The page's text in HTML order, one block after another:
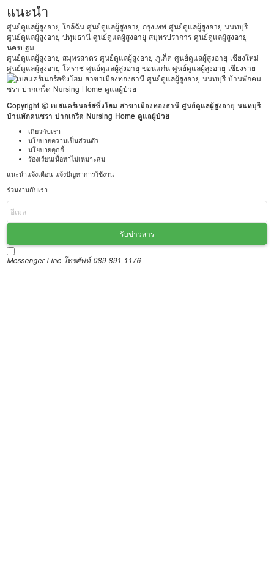
แนะนำ
ศูนย์ดูแลผู้สูงอายุ ใกล้ฉัน ศูนย์ดูแลผู้สูงอายุ กรุงเทพ ศูนย์ดูแลผู้สูงอายุ นนทบุรี
ศูนย์ดูแลผู้สูงอายุ ปทุมธานี ศูนย์ดูแลผู้สูงอายุ สมุทรปราการ ศูนย์ดูแลผู้สูงอายุ
นครปฐม
ศูนย์ดูแลผู้สูงอายุ สมุทรสาคร ศูนย์ดูแลผู้สูงอายุ ภูเก็ต ศูนย์ดูแลผู้สูงอายุ เชียงใหม่
ศูนย์ดูแลผู้สูงอายุ โคราช ศูนย์ดูแลผู้สูงอายุ ขอนแก่น ศูนย์ดูแลผู้สูงอายุ เชียงราย
Copyright © เบสแคร์เนอร์สซิ่งโฮม สาขาเมืองทองธานี ศูนย์ดูแลผู้สูงอายุ นนทบุรี
บ้านพักคนชรา ปากเกร็ด Nursing Home ดูแลผู้ป่วย
เกี่ยวกับเรา
นโยบายความเป็นส่วนตัว
นโยบายคุกกี้
ร้องเรียนเนื้อหาไม่เหมาะสม
แนะนำแจ้งเตือน แจ้งปัญหาการใช้งาน
ร่วมงานกับเรา
รับข่าวสาร
Messenger Line โทรศัพท์ 089-891-1176